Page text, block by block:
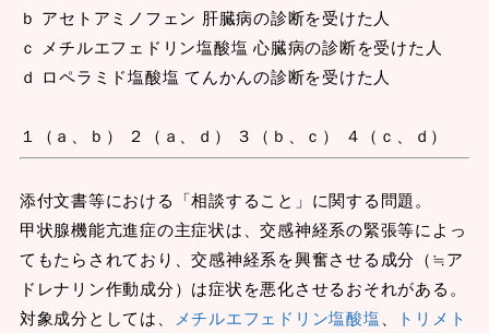
ｂ アセトアミノフェン 肝臓病の診断を受けた人
ｃ メチルエフェドリン塩酸塩 心臓病の診断を受けた人
ｄ ロペラミド塩酸塩 てんかんの診断を受けた人
１（ａ、ｂ） ２（ａ、ｄ） ３（ｂ、ｃ） ４（ｃ、ｄ）
添付文書等における「相談すること」に関する問題。
甲状腺機能亢進症の主症状は、交感神経系の緊張等によっ
てもたらされており、交感神経系を興奮させる成分（≒ア
ドレナリン作動成分）は症状を悪化させるおそれがある。
対象成分としては、
メチルエフェドリン塩酸塩
トリメト